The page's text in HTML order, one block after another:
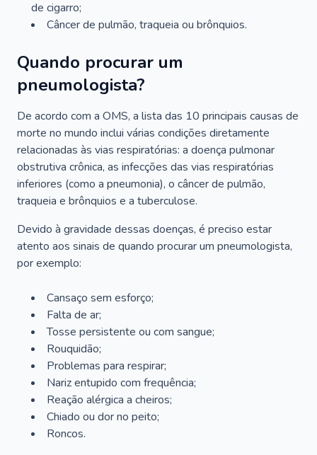
de cigarro;
Câncer de pulmão, traqueia ou brônquios.
Quando procurar um
pneumologista?
De acordo com a OMS, a lista das 10 principais causas de
morte no mundo inclui várias condições diretamente
relacionadas às vias respiratórias: a doença pulmonar
obstrutiva crônica, as infecções das vias respiratórias
inferiores (como a pneumonia), o câncer de pulmão,
traqueia e brônquios e a tuberculose.
Devido à gravidade dessas doenças, é preciso estar
atento aos sinais de quando procurar um pneumologista,
por exemplo:
Cansaço sem esforço;
Falta de ar;
Tosse persistente ou com sangue;
Rouquidão;
Problemas para respirar;
Nariz entupido com frequência;
Reação alérgica a cheiros;
Chiado ou dor no peito;
Roncos.